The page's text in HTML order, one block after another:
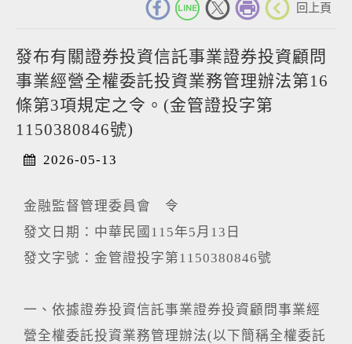
回上頁
發布有關證券投資信託事業證券投資顧問
事業經營全權委託投資業務管理辦法第16
條第3項規定之令。(金管證投字第
1150380846號)
2026-05-13
金融監督管理委員會 令
發文日期：中華民國115年5月13日
發文字號：金管證投字第1150380846號
一、依據證券投資信託事業證券投資顧問事業經
營全權委託投資業務管理辦法(以下簡稱全權委託